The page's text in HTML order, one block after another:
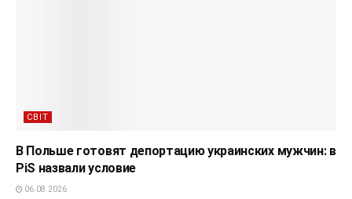
СВІТ
В Польше готовят депортацию украинских мужчин: в
PiS назвали условие
06.08.2026